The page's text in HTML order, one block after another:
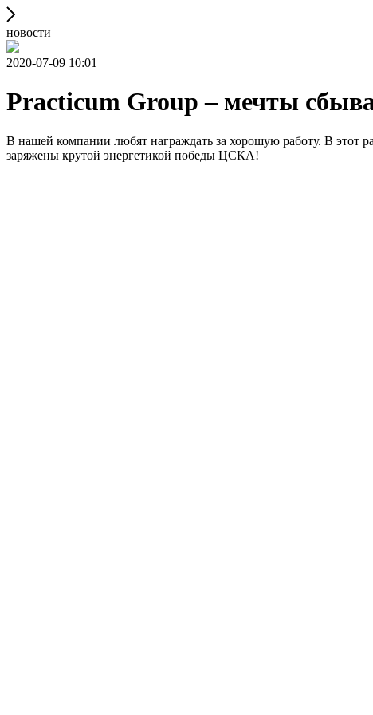
новости
2020-07-09 10:01
Practicum Group – мечты
В нашей компании любят награждать за хорошую работу. В этот
заряжены крутой энергетикой победы ЦСКА!